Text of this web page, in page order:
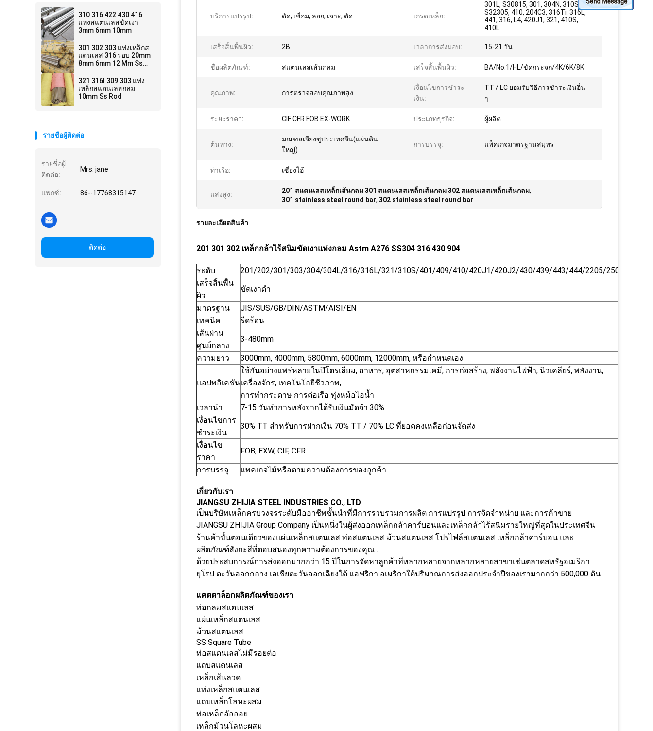
310 316 422 430 416
แท่งสแตนเลสขัดเงา
3mm 6mm 10mm
301 302 303 แท่งเหล็กส
แตนเลส 316 รอบ 20mm
8mm 6mm 12 Mm Ss
321 316l 309 303 แท่ง
เหล็กสแตนเลสกลม
10mm Ss Rod
รายชื่อผู้ติดต่อ
รายชื่อผู้
ติดต่อ:
Mrs. jane
แฟกซ์: 86--17768315147
ติดต่อ
บริการแปรรูป: ดัด, เชื่อม, ลอก, เจาะ, ตัด เกรดเหล็ก:
301L, S30815, 301, 304N, 310S,
S32305, 410, 204C3, 316Ti, 316L,
441, 316, L4, 420J1, 321, 410S,
410L
เสร็จสิ้นพื้นผิว: 2B เวลาการส่งมอบ: 15-21 วัน
ชื่อผลิตภัณฑ์: สแตนเลสเส้นกลม เสร็จสิ้นพื้นผิว: BA/No.1/HL/ขัดกระจก/4K/6K/8K
คุณภาพ: การตรวจสอบคุณภาพสูง
เงื่อนไขการชำระ
เงิน:
TT / LC ยอมรับวิธีการชำระเงินอื่น
ๆ
ระยะราคา: CIF CFR FOB EX-WORK ประเภทธุรกิจ: ผู้ผลิต
ต้นทาง:
มณฑลเจียงซูประเทศจีน(แผ่นดิน
ใหญ่)
การบรรจุ: แพ็คเกจมาตรฐานสมุทร
ท่าเรือ: เซี่ยงไฮ้
แสงสูง: 201 สแตนเลสเหล็กเส้นกลม 301 สแตนเลสเหล็กเส้นกลม 302 สแตนเลสเหล็กเส้นกลม,
301 stainless steel round bar, 302 stainless steel round bar
รายละเอียดสินค้า
201 301 302 เหล็กกล้าไร้สนิมขัดเงาแท่งกลม Astm A276 SS304 316 430 904
ระดับ
201/202/301/303/304/304L/316/316L/321/310S/401/409/410/420J1/420J2/430/439/443/444/2205/2507
เสร็จสิ้นพื้น
ผิว
ขัดเงาดำ
มาตรฐาน
JIS/SUS/GB/DIN/ASTM/AISI/EN
เทคนิค
รีดร้อน
เส้นผ่าน
ศูนย์กลาง
3-480mm
ความยาว 3000mm, 4000mm, 5800mm, 6000mm, 12000mm, หรือกำหนดเอง
แอปพลิเคชัน
ใช้กันอย่างแพร่หลายในปิโตรเลียม, อาหาร, อุตสาหกรรมเคมี, การก่อสร้าง, พลังงานไฟฟ้า, นิวเคลียร์, พลังงาน,
เครื่องจักร, เทคโนโลยีชีวภาพ,
การทำกระดาษ การต่อเรือ ทุ่งหม้อไอน้ำ
เวลานำ
7-15 วันทำการหลังจากได้รับเงินมัดจำ 30%
เงื่อนไขการ
ชำระเงิน
30% TT สำหรับการฝากเงิน 70% TT / 70% LC ที่ยอดคงเหลือก่อนจัดส่ง
เงื่อนไข
ราคา
FOB, EXW, CIF, CFR
การบรรจุ แพคเกจไม้หรือตามความต้องการของลูกค้า
เกี่ยวกับเรา
JIANGSU ZHIJIA STEEL INDUSTRIES CO., LTD
เป็นบริษัทเหล็กครบวงจรระดับมืออาชีพชั้นนำที่มีการรวบรวมการผลิต การแปรรูป การจัดจำหน่าย และการค้าขาย
JIANGSU ZHIJIA Group Company เป็นหนึ่งในผู้ส่งออกเหล็กกล้าคาร์บอนและเหล็กกล้าไร้สนิมรายใหญ่ที่สุดในประเทศจีน
ร้านค้าขั้นตอนเดียวของแผ่นเหล็กสแตนเลส ท่อสแตนเลส ม้วนสแตนเลส โปรไฟล์สแตนเลส เหล็กกล้าคาร์บอน และ
ผลิตภัณฑ์สังกะสีที่ตอบสนองทุกความต้องการของคุณ .
ด้วยประสบการณ์การส่งออกมากกว่า 15 ปีในการจัดหาลูกค้าที่หลากหลายจากหลากหลายสาขาเช่นตลาดสหรัฐอเมริกา
ยุโรป ตะวันออกกลาง เอเชียตะวันออกเฉียงใต้ แอฟริกา อเมริกาใต้ปริมาณการส่งออกประจำปีของเรามากกว่า 500,000 ตัน
แคตตาล็อกผลิตภัณฑ์ของเรา
ท่อกลมสแตนเลส
แผ่นเหล็กสแตนเลส
ม้วนสแตนเลส
SS Square Tube
ท่อสแตนเลสไม่มีรอยต่อ
แถบสแตนเลส
เหล็กเส้นลวด
แท่งเหล็กสแตนเลส
แถบเหล็กโลหะผสม
ท่อเหล็กอัลลอย
เหล็กม้วนโลหะผสม